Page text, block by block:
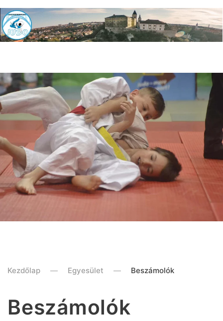
Kezdőlap Egyesület Beszámolók
Beszámolók